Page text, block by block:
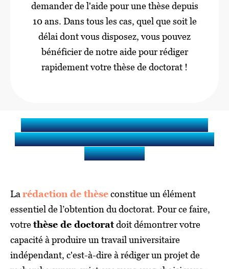
demander de l'aide pour une thèse depuis
10 ans. Dans tous les cas, quel que soit le
délai dont vous disposez, vous pouvez
bénéficier de notre aide pour rédiger
rapidement votre thèse de doctorat !
Quels services sont inclus dans
l’aide à la rédaction de la thèse de
doctorat ?
La rédaction de thèseconstitue un élément
essentiel de l’obtention du doctorat. Pour ce faire,
votrethèse de doctoratdoit démontrer votre
capacité à produire un travail universitaire
indépendant, c'est-à-dire à rédiger un projet de